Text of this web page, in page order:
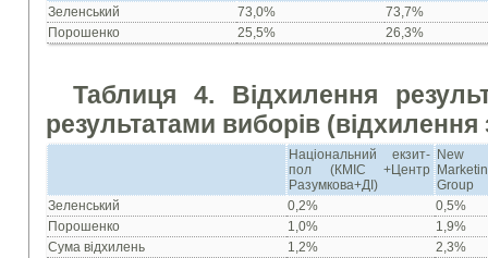
Зеленський
73,0%
73,7%
Порошенко
25,5% 26,3%
Таблиця 4. Відхилення
результатами виборів
Національний екзит-
пол (КМІС +Центр
Разумкова+ДІ)
New
Group
Зеленський
0,2%
0,5%
Порошенко
1,0%
1,9%
Сума відхилень
1,2%
2,3%